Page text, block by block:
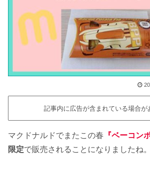
記事内に広告が含まれている場合が
マクドナルドでまたこの春 『ベーコン
限定で販売されることになりましたね。